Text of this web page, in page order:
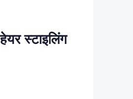
स्टाइलिंग